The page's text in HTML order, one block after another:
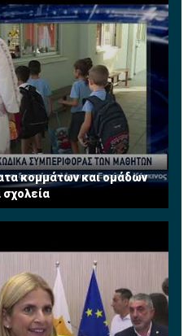
κομμάτων και ομάδων